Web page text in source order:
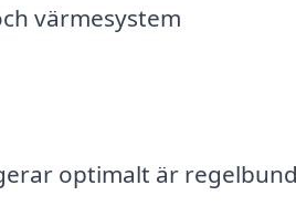
värmesystem
optimalt är